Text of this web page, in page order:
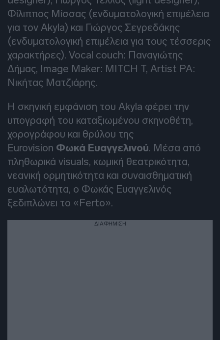
Φίλιππος Μίσσας (ενδυματολογική επιμέλεια
για τον Akyla) και Γιώργος Σεγρεδάκης
(ενδυματολογική επιμέλεια για τους τέσσερις
χαρακτήρες). Vocal couch: Παναγιώτης
Δήμας, Image Maker: MITCH T, Artist PA:
Νικήτας Ματζιάρης.
Η σκηνική εμφάνιση του Akyla φέρει την
υπογραφή του καταξιωμένου σκηνοθέτη,
χορογράφου και θρύλου της
Eurovision Φωκά Ευαγγελινού. Μέσα από
πληθωρικά visuals, κωμική θεατρικότητα,
νεανική ορμητικότητα και συναισθηματική
ευαλωτότητα, ο Φωκάς Ευαγγελινός
ξεδιπλώνει το «Ferto».
ΔΙΑΦΗΜΙΣΗ